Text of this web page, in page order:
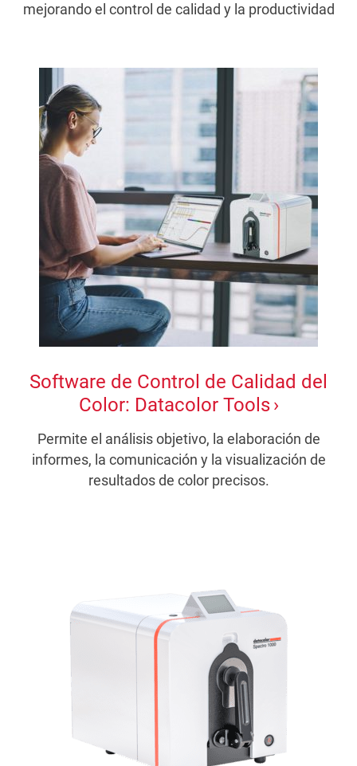
mejorando el control de calidad y la productividad
Software de Control de Calidad del
Color: Datacolor Tools
Permite el análisis objetivo, la elaboración de
informes, la comunicación y la visualización de
resultados de color precisos.